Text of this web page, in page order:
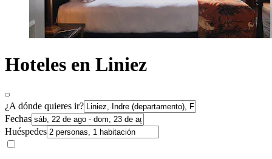
Hoteles en Liniez
¿A dónde quieres ir?
Fechas
Huéspedes